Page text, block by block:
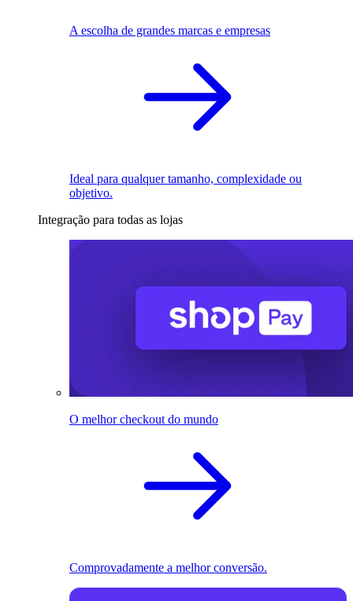
A escolha de grandes marcas e empresas
Ideal para qualquer tamanho, complexidade ou
objetivo.
Integração para todas as lojas
O melhor checkout do mundo
Comprovadamente a melhor conversão.